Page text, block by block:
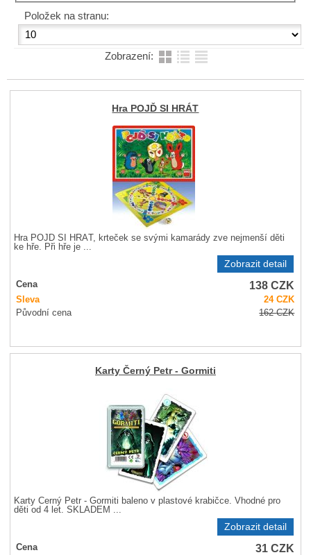
Položek na stranu:
Zobrazení:
Hra POJĎ SI HRÁT
Hra POJĎ SI HRÁT, krteček se svými kamarády zve nejmenší děti
ke hře. Při hře je ...
Zobrazit detail
Cena 138CZK
Sleva 24CZK
Původní cena
162CZK
Karty Černý Petr - Gormiti
Karty Černý Petr - Gormiti baleno v plastové krabičce. Vhodné pro
děti od 4 let. SKLADEM ...
Zobrazit detail
Cena 31CZK